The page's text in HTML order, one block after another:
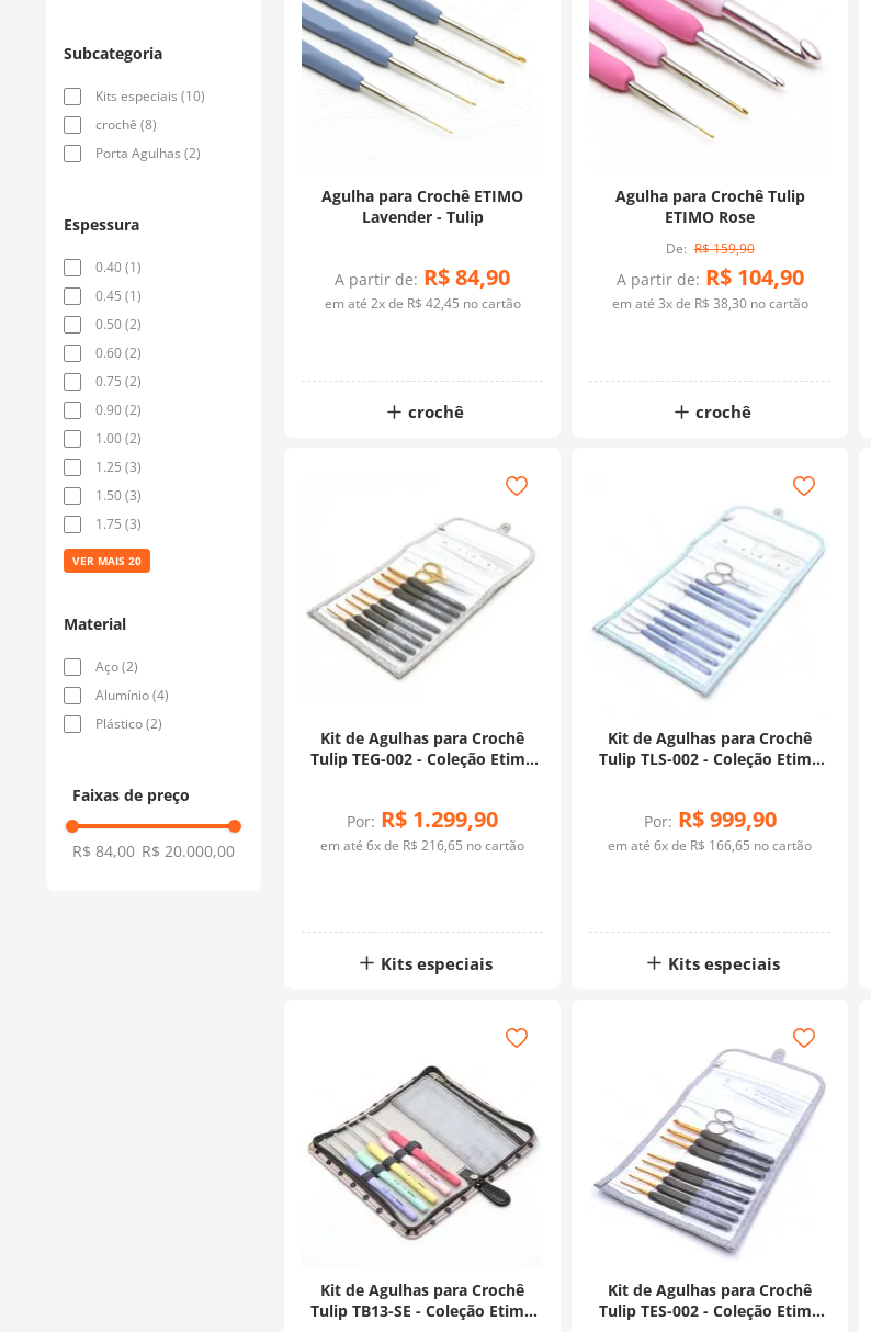
Subcategoria
Kits especiais (10)
crochê (8)
Porta Agulhas (2)
Espessura
0.40(1)
0.45 (1)
0.50(2)
0.60(2)
0.75 (2)
0.90(2)
1.00(2)
1.25 (3)
1.50(3)
1.75 (3)
VER MAIS 20
Material
Aço(2)
Alumínio(4)
Plástico(2)
Faixas de preço
R$ 84,00 R$ 20.000,00
Agulha para Crochê ETIMO
Lavender - Tulip
A partir de: R$84,90
em até 2x de R$ 42,45 no cartão
crochê
Agulha para Crochê Tulip
ETIMO Rose
R$159,90
A partir de: R$ 104,90
em até 3x de R$ 38,30no cartão
crochê
Kit de Agulhas para Crochê
Tulip TEG-002 - Coleção Etimo
Por: R$ 1.299,90
em até 6x de R$ 216,65 no cartão
Kits especiais
Kit de Agulhas para Crochê
Tulip TLS-002 - Coleção Etimo
Por: R$ 999,90
em até 6x de R$ 166,65 no cartão
Kits especiais
Kit de Agulhas para Crochê
Tulip TB13-SE - Coleção Etimo
Kit de Agulhas para Crochê
Tulip TES-002 - Coleção Etimo